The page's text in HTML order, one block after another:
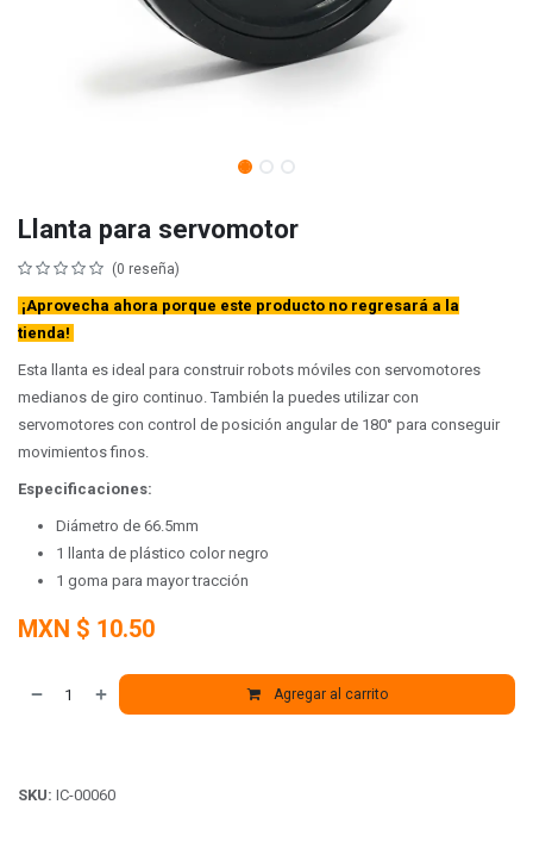
Llanta para servomotor
(0 reseña)
¡Aprovecha ahora porque este producto no regresará a la
tienda!
Esta llanta es ideal para construir robots móviles con servomotores
medianos de giro continuo. También la puedes utilizar con
servomotores con control de posición angular de 180° para conseguir
movimientos finos.
Especificaciones:
Diámetro de 66.5mm
1 llanta de plástico color negro
1 goma para mayor tracción
MXN $ 10.50
Agregar al carrito
SKU: IC-00060